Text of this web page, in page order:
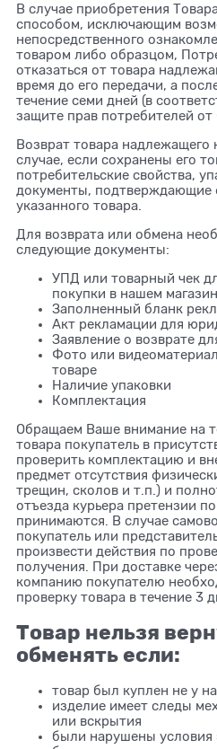
В случае приобретения
способом, исключающим
непосредственного
товаром либо образцом,
отказаться от товара
время до его передачи, а
течение семи дней (в
защите прав потребителей
Возврат товара надлежащего
случае, если сохранены его
потребительские свойства,
документы, подтверждающие
указанного товара.
Для возврата или обмена
следующие документы:
УПД или товарный чек
покупки в нашем
Заполненный бланк
Акт рекламации для
Заявление о возврате
Фото или
товаре
Наличие упаковки
Комплектация
Обращаем Ваше внимание на
товара покупатель в
проверить комплектацию и
предмет отсутствия
трещин, сколов и т.п.) и
отъезда курьера претензии
принимаются. В случае
покупатель или
произвести действия по
получения. При доставке
компанию покупателю
проверку товара в течение 3
Товар нельзя
обменять если:
товар был куплен не у
изделие имеет следы
или вскрытия
были нарушены условия